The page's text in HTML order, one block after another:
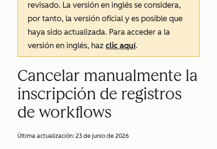
revisado. La versión en inglés se considera,
por tanto, la versión oficial y es posible que
haya sido actualizada. Para acceder a la
versión en inglés, haz clic aquí.
Cancelar manualmente la
inscripción de registros
de workflows
Última actualización: 23 de junio de 2026